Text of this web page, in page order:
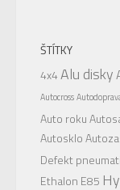
ŠTÍTKY
4x4Alu disky
Autocross
Auto roku
Autosklo
Defekt
Ethalon E85